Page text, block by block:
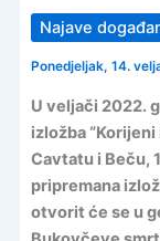
Najave
Ponedjeljak, 14.
U veljači 2022.
izložba
Cavtatu i Beču,
pripremana
otvorit će se u